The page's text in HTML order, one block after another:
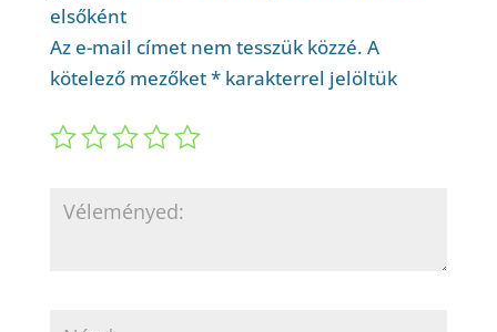
elsőként
Az e-mail címet nem tesszük közzé. A
kötelező mezőket*karakterrel jelöltük